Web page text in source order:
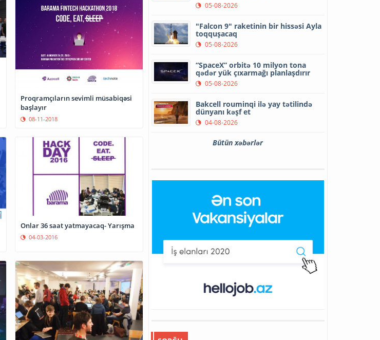
Proqramçıların sevimli müsabiqəsi
başlayır
08-11-2018
Onlar 36 saat yatmayacaq- Yarışma
04-03-2016
05-08-2026
"Falcon 9" raketinin bir hissəsi Ayla
toqquşacaq
05-08-2026
“SpaceX” orbitə 10 milyon tona
qədər yük çıxarmağı planlaşdırır
05-08-2026
Bakcell rouminqi ilə yay tətilində
dünyanı kəşf et
04-08-2026
Bütün xəbərlər